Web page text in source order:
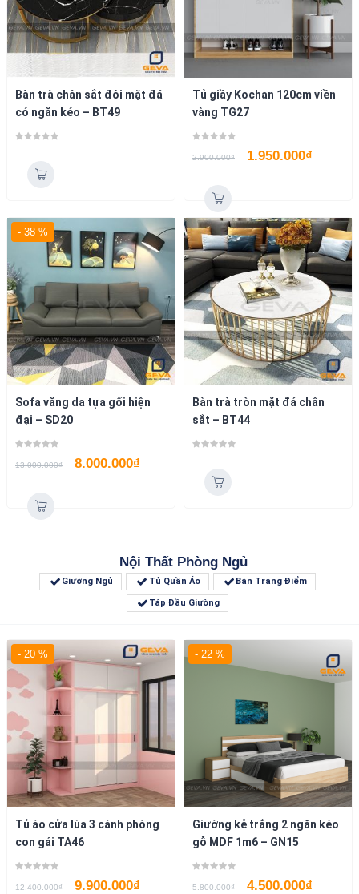
Bàn trà chân sắt đôi mặt đá
có ngăn kéo – BT49
Tủ giầy Kochan 120cm viền
vàng TG27
2.900.000₫ 1.950.000₫
- 38 %
Sofa văng da tựa gối hiện
đại – SD20
13.000.000₫ 8.000.000₫
Bàn trà tròn mặt đá chân
sắt – BT44
Nội Thất Phòng Ngủ
Giường Ngủ Tủ Quần Áo Bàn Trang Điểm
Táp Đầu Giường
- 20 %
Tủ áo cửa lùa 3 cánh phòng
con gái TA46
12.400.000₫ 9.900.000₫
- 22 %
Giường kẻ trắng 2 ngăn kéo
gỗ MDF 1m6 – GN15
5.800.000₫ 4.500.000₫